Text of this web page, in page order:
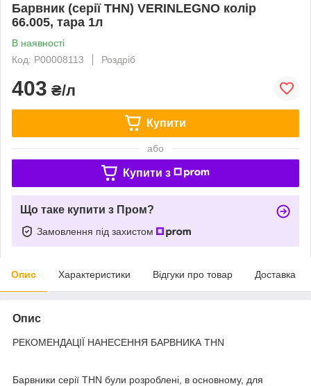
Барвник (серії THN) VERINLEGNO колір
66.005, тара 1л
В наявності
Код: Р00008113
Роздріб
403 ₴/л
Купити
або
Купити з
Що таке купити з Пром?
Замовлення під захистом
Опис Характеристики Відгуки про товар Доставка
Опис
РЕКОМЕНДАЦІЇ НАНЕСЕННЯ БАРВНИКА THN
Барвники серії THN були розроблені, в основному, для